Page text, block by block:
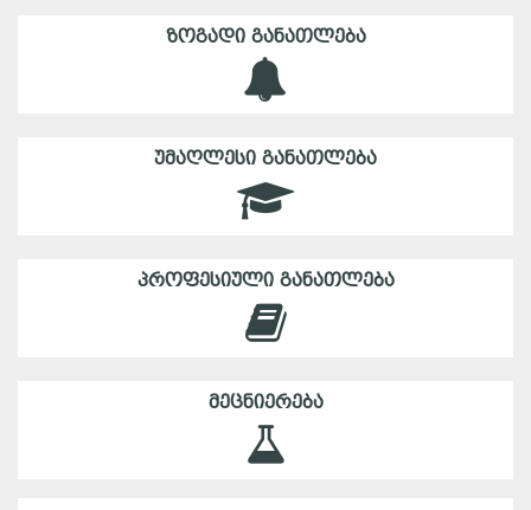
ᲖᲝᲒᲐᲓᲘ ᲒᲐᲜᲐᲗᲚᲔᲑᲐ
ᲣᲛᲐᲦᲚᲔᲡᲘ ᲒᲐᲜᲐᲗᲚᲔᲑᲐ
ᲞᲠᲝᲤᲔᲡᲘᲣᲚᲘ ᲒᲐᲜᲐᲗᲚᲔᲑᲐ
ᲛᲔᲪᲜᲘᲔᲠᲔᲑᲐ